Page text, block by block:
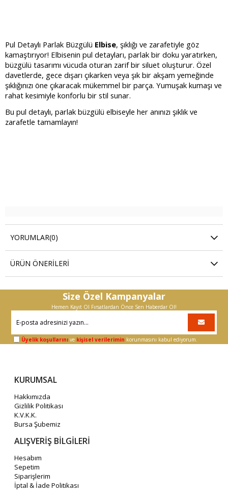
Pul Detaylı Parlak Büzgülü Elbise, şıklığı ve zarafetiyle göz
kamaştırıyor! Elbisenin pul detayları, parlak bir doku yaratırken,
büzgülü tasarımı vücuda oturan zarif bir siluet oluşturur. Özel
davetlerde, gece dışarı çıkarken veya şık bir akşam yemeğinde
şıklığınızı öne çıkaracak mükemmel bir parça. Yumuşak kumaşı ve
rahat kesimiyle konforlu bir stil sunar.
Bu pul detaylı, parlak büzgülü elbiseyle her anınızı şıklık ve
zarafetle tamamlayın!
YORUMLAR(0)
ÜRÜN ÖNERILERI
Size Özel Kampanyalar
Hemen Kayıt Ol Fırsatlardan Önce Sen Haberdar Ol!
Üyelik koşullarını ve kişisel verilerimin korunmasını kabul ediyorum.
KURUMSAL
Hakkımızda
Gizlilik Politikası
K.V.K.K.
Bursa Şubemiz
ALIŞVERİŞ BİLGİLERİ
Hesabım
Sepetim
Siparişlerim
İptal & İade Politikası